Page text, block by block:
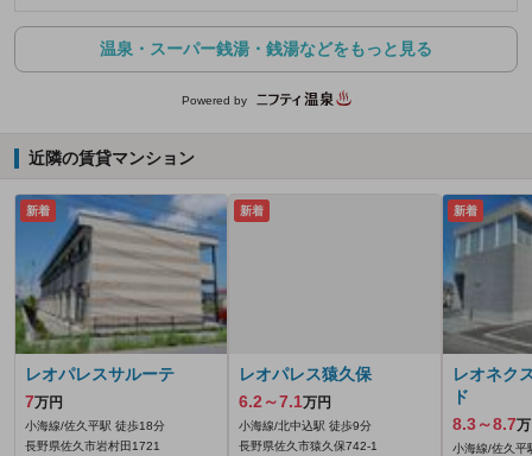
温泉・スーパー銭湯・銭湯などをもっと見る
Powered by
近隣の賃貸マンション
新着
レオパレスサルーテ
7万円
小海線/佐久平駅 徒歩18分
長野県佐久市岩村田1721
新着
レオパレス猿久保
6.2～7.1万円
小海線/北中込駅 徒歩9分
長野県佐久市猿久保742‐1
新着
レオネク
ド
8.3～8.7
小海線/佐久平